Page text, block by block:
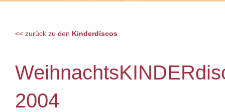
<< zurück zu den Kinderdiscos
2004